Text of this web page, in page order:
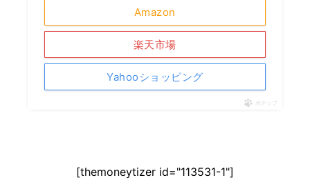
Amazon
楽天市場
Yahooショッピング
ポチップ
[themoneytizer id="113531-1"]